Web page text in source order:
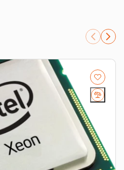
память, накопитель или
конфигурацию. Для серверных
и part number.
серверные HDD , серверные SSD